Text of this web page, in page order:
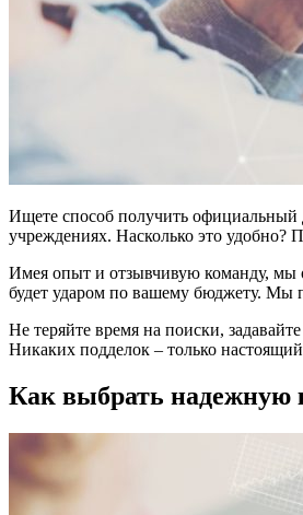
Ищете способ получить официальный
учреждениях. Насколько это удобно?
Имея опыт и отзывчивую команду, мы
будет ударом по вашему бюджету. Мы
Не теряйте время на поиски,
Никаких подделок – только настоящий
Как выбрать надежную